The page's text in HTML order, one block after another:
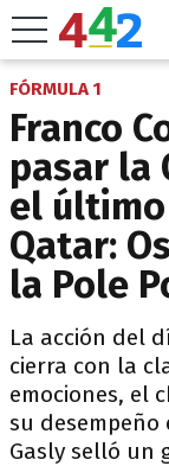
FÓRMULA 1
Franco
pasar la
el último
Qatar:
la Pole
La acción del
cierra con la
emociones, el
su desempeño
Gasly selló un